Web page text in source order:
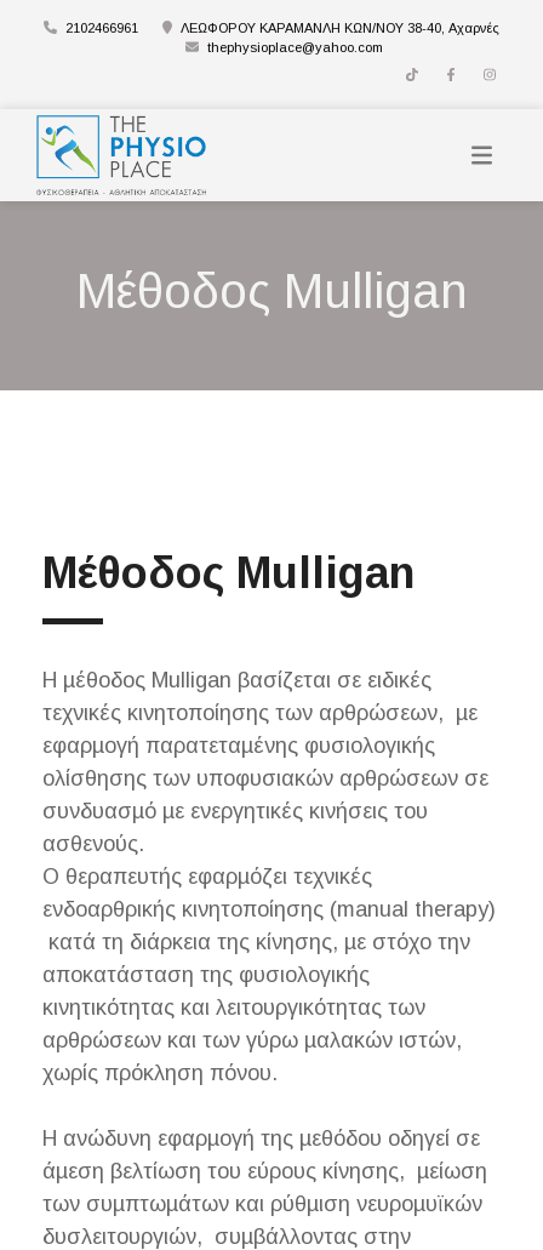
2102466961
ΛΕΩΦΟΡΟΥ ΚΑΡΑΜΑΝΛΗ ΚΩΝ/ΝΟΥ 38-40, Αχαρνές
thephysioplace@yahoo.com
Μέθοδος Mulligan
Μέθοδος Mulligan
Η µέθοδος Mulligan βασίζεται σε ειδικές
τεχνικές κινητοποίησης των αρθρώσεων, µε
εφαρµογή παρατεταµένης φυσιολογικής
ολίσθησης των υποφυσιακών αρθρώσεων σε
συνδυασµό µε ενεργητικές κινήσεις του
ασθενούς.
Ο θεραπευτής εφαρµόζει τεχνικές
ενδοαρθρικής κινητοποίησης (manual therapy)
κατά τη διάρκεια της κίνησης, µε στόχο την
αποκατάσταση της φυσιολογικής
κινητικότητας και λειτουργικότητας των
αρθρώσεων και των γύρω µαλακών ιστών,
χωρίς πρόκληση πόνου.
Η ανώδυνη εφαρµογή της µεθόδου οδηγεί σε
άµεση βελτίωση του εύρους κίνησης, µείωση
των συµπτωµάτων και ρύθµιση νευροµυϊκών
δυσλειτουργιών, συµβάλλοντας στην